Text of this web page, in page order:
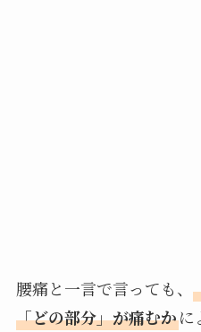
腰痛と一言で言っても、
「どの部分」が痛むかに